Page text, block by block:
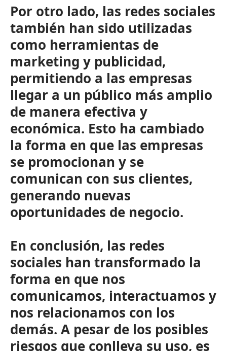
Por otro lado, las redes sociales
también han sido utilizadas
como herramientas de
marketing y publicidad,
permitiendo a las empresas
llegar a un público más amplio
de manera efectiva y
económica. Esto ha cambiado
la forma en que las empresas
se promocionan y se
comunican con sus clientes,
generando nuevas
oportunidades de negocio.
En conclusión, las redes
sociales han transformado la
forma en que nos
comunicamos, interactuamos y
nos relacionamos con los
demás. A pesar de los posibles
riesgos que conlleva su uso, es